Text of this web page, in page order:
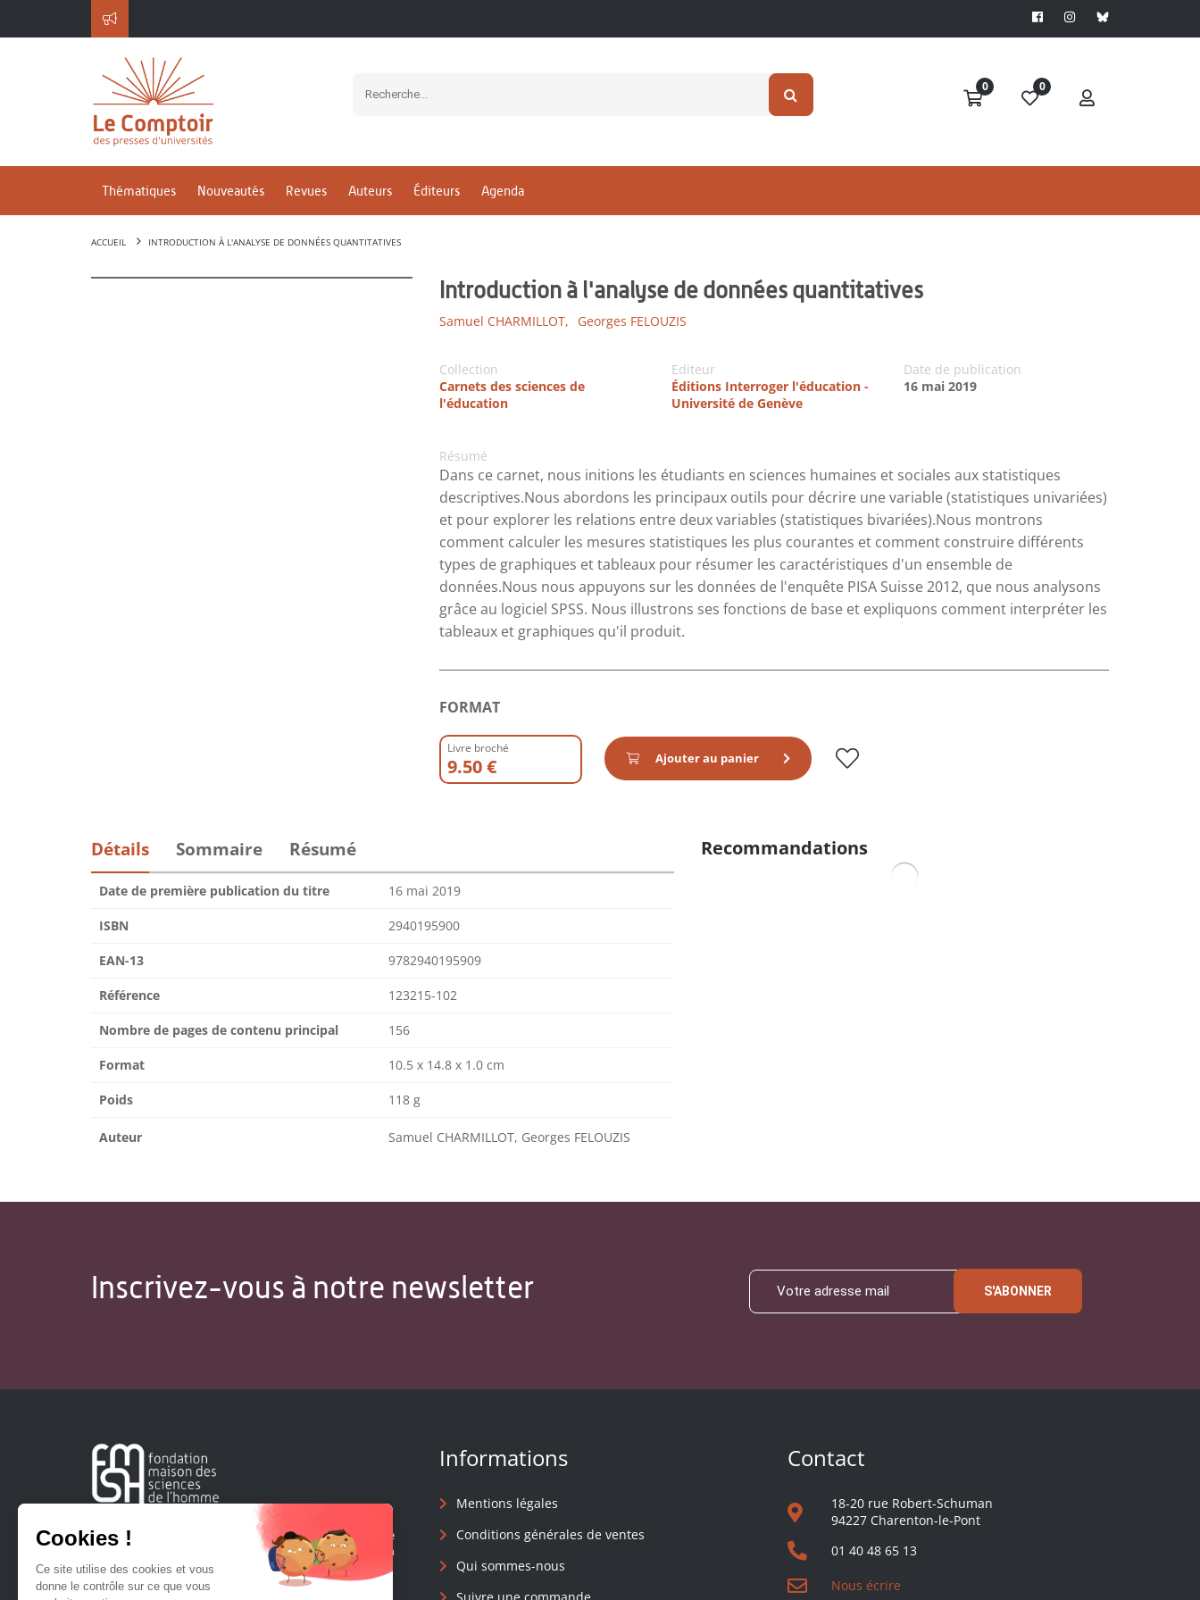
0 0
Thématiques Nouveautés Revues Auteurs Éditeurs Agenda
ACCUEIL INTRODUCTION À L'ANALYSE DE DONNÉES QUANTITATIVES
Introduction à l'analyse de données quantitatives
Samuel CHARMILLOT, Georges FELOUZIS
Collection
Carnets des sciences de
l'éducation
Editeur
Éditions Interroger l'éducation -
Université de Genève
Date de publication
16 mai 2019
Résumé
Dans ce carnet, nous initions les étudiants en sciences humaines et sociales aux statistiques
descriptives.Nous abordons les principaux outils pour décrire une variable (statistiques univariées)
et pour explorer les relations entre deux variables (statistiques bivariées).Nous montrons
comment calculer les mesures statistiques les plus courantes et comment construire différents
types de graphiques et tableaux pour résumer les caractéristiques d'un ensemble de
données.Nous nous appuyons sur les données de l'enquête PISA Suisse 2012, que nous analysons
grâce au logiciel SPSS. Nous illustrons ses fonctions de base et expliquons comment interpréter les
tableaux et graphiques qu'il produit.
FORMAT
Livre broché
9.50 € Ajouter au panier
Détails Sommaire Résumé
Date de première publication du titre 16 mai 2019
ISBN 2940195900
EAN-13 9782940195909
Référence 123215-102
Nombre de pages de contenu principal 156
Format 10.5 x 14.8 x 1.0 cm
Poids 118 g
Auteur Samuel CHARMILLOT, Georges FELOUZIS
Recommandations
Inscrivez-vous à notre newsletter S'ABONNER
Créée en 1963, la Fondation Maison Sciences de l'Homme
soutient la recherche et la diffusion des connaissances en
sciences humaines et sociales.
Informations
Mentions légales
Conditions générales de ventes
Qui sommes-nous
Contact
18-20 rue Robert-Schuman
94227 Charenton-le-Pont
01 40 48 65 13
Nous écrire